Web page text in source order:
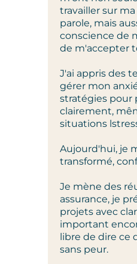
travailler sur
parole, mais
conscience de
de m'accepter
J'ai appris des
gérer mon
stratégies pour
clairement,
situations
Aujourd'hui, je
transformé,
Je mène des
assurance, je
projets avec
important
libre de dire ce
sans peur.